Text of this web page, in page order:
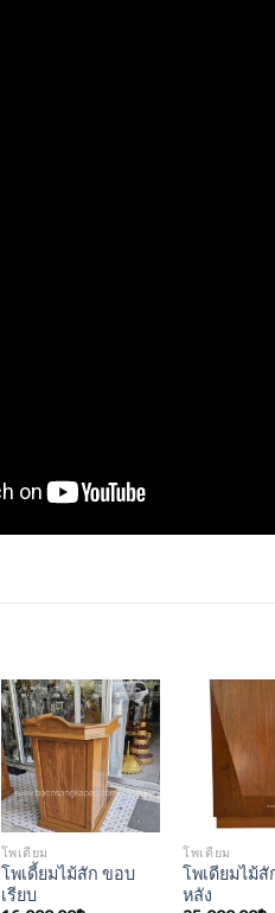
Add to
Wishlist
โพเดียม
โพเดี้ยมไม้สัก ขอบ
เรียบ
โพเดียม
โพเดียมไม้สั
หลัง